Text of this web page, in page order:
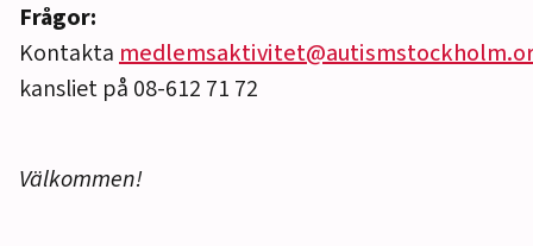
Frågor:
Kontakta
kansliet på 08-612 71 72
Välkommen!